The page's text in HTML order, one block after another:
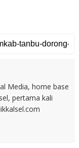
Media, home base
pertama kali